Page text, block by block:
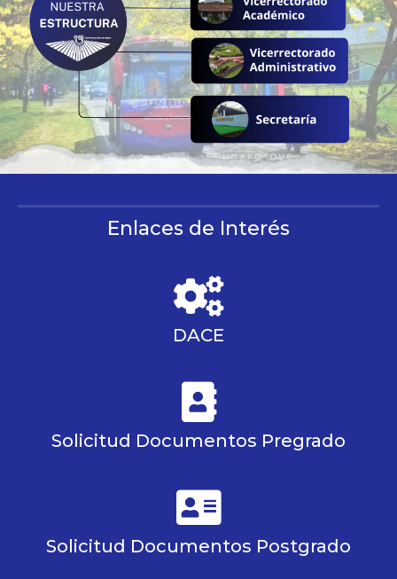
Enlaces de Interés
DACE
Solicitud Documentos Pregrado
Solicitud Documentos Postgrado